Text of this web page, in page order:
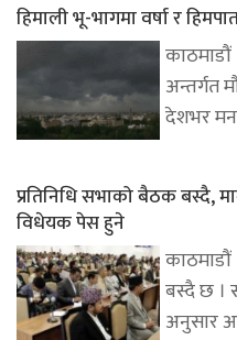
हिमाली भू-भागमा वर्षा र
अन्तर्गत
देशभर
प्रतिनिधि सभाको बैठक बस्दै,
विधेयक पेस हुने
बस्दै छ ।
अनुसार